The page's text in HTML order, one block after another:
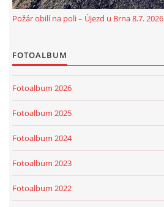
Požár obilí na poli – Újezd u Brna 8.7. 2026
FOTOALBUM
Fotoalbum 2026
Fotoalbum 2025
Fotoalbum 2024
Fotoalbum 2023
Fotoalbum 2022